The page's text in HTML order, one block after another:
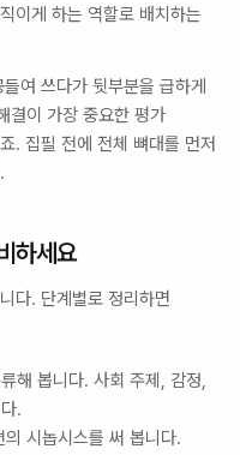
이게 하는 역할로 배치하는
여 쓰다가 뒷부분을 급하게
결이 가장 중요한 평가
. 집필 전에 전체 뼈대를 먼저
하세요
다. 단계별로 정리하면
해 봅니다. 사회 주제, 감정,
.
시놉시스를 써 봅니다.